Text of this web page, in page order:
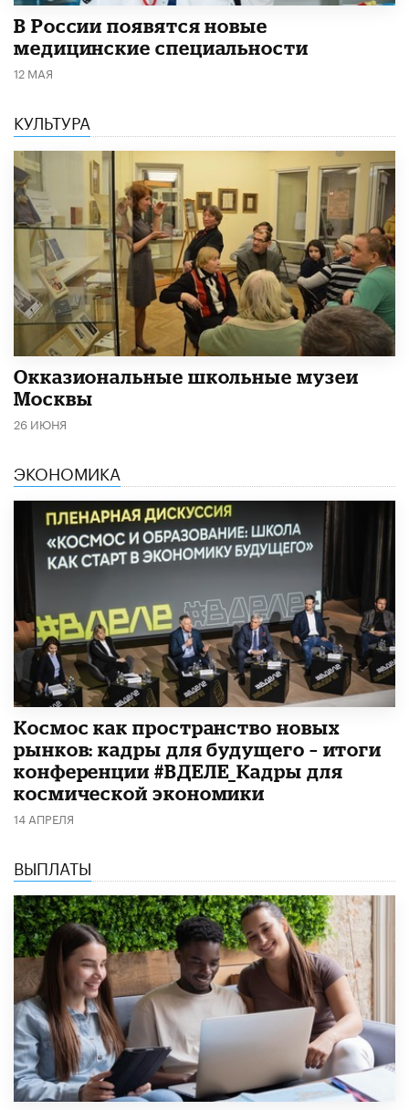
В России появятся новые
медицинские специальности
12 МАЯ
КУЛЬТУРА
​Окказиональные школьные музеи
Москвы
26 ИЮНЯ
ЭКОНОМИКА
Космос как пространство новых
рынков: кадры для будущего – итоги
конференции #ВДЕЛЕ_Кадры для
космической экономики
14 АПРЕЛЯ
ВЫПЛАТЫ